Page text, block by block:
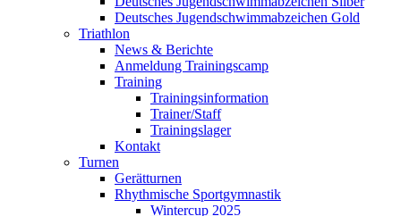
Deutsches Jugendschwimmabzeichen Gold
Triathlon
News & Berichte
Anmeldung Trainingscamp
Training
Trainingsinformation
Trainer/Staff
Trainingslager
Kontakt
Turnen
Gerätturnen
Rhythmische Sportgymnastik
Wintercup 2025